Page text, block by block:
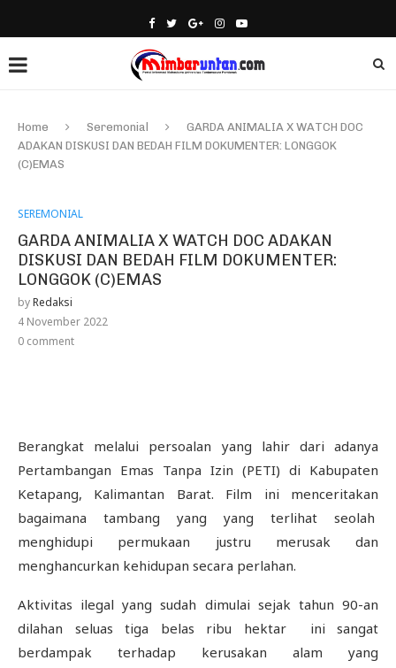
Home Seremonial
GARDA ANIMALIA X WATCH DOC
ADAKAN DISKUSI DAN BEDAH FILM DOKUMENTER: LONGGOK
(C)EMAS
SEREMONIAL
GARDA ANIMALIA X WATCH DOC ADAKAN
DISKUSI DAN BEDAH FILM DOKUMENTER:
LONGGOK (C)EMAS
byRedaksi
4 November 2022
0 comment
Berangkat melalui persoalan yang lahir dari adanya
Pertambangan Emas Tanpa Izin (PETI) di Kabupaten
Ketapang, Kalimantan Barat. Film ini menceritakan
bagaimana tambang yang yang terlihat seolah
menghidupi permukaan justru merusak dan
menghancurkan kehidupan secara perlahan.
Aktivitas ilegal yang sudah dimulai sejak tahun 90-an
dilahan seluas tiga belas ribu hektar ini sangat
berdampak terhadap kerusakan alam yang